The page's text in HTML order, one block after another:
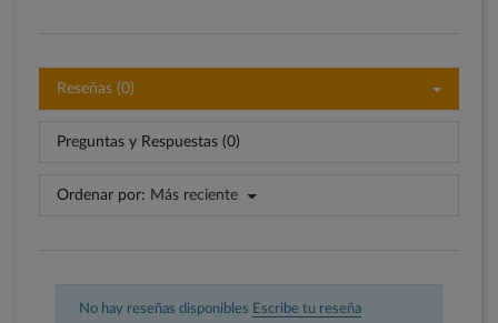
Reseñas (0)
Preguntas y Respuestas (0)
Ordenar por: Más reciente
No hay reseñas disponibles Escribe tu reseña